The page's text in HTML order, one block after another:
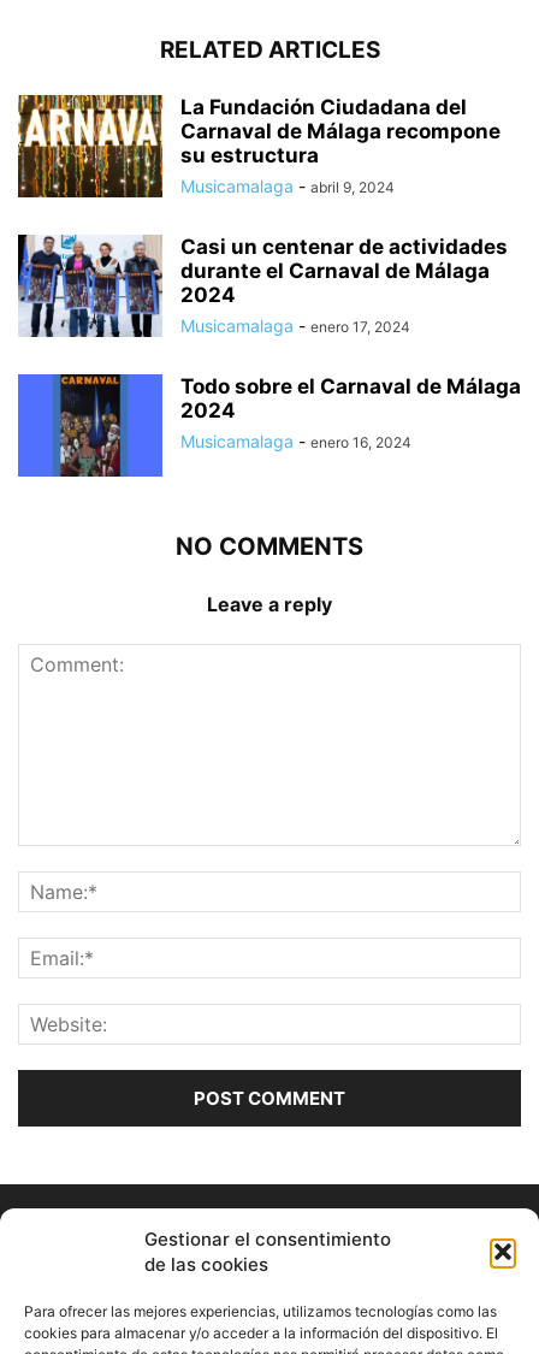
Gestionar el consentimiento
de las cookies
Para ofrecer las mejores experiencias, utilizamos tecnologías como las
cookies para almacenar y/o acceder a la información del dispositivo. El
RELATED ARTICLES
La Fundación Ciudadana del
Carnaval de Málaga recompone
su estructura
Musicamalaga - abril 9, 2024
Casi un centenar de actividades
durante el Carnaval de Málaga
2024
Musicamalaga - enero 17, 2024
Todo sobre el Carnaval de Málaga
2024
Musicamalaga - enero 16, 2024
NO COMMENTS
Leave a reply